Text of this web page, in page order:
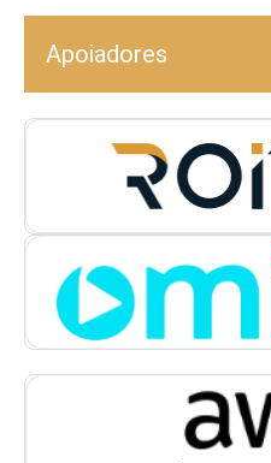
Apoiadores